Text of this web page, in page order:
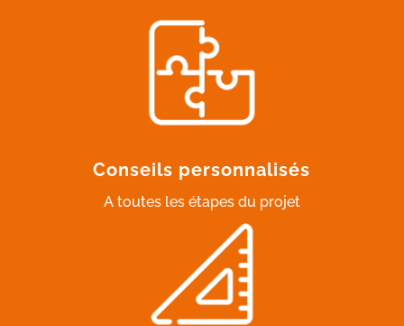
Conseils personnalisés
A toutes les étapes du projet